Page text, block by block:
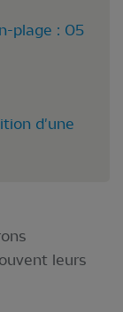
plage : 05
d'une
leurs